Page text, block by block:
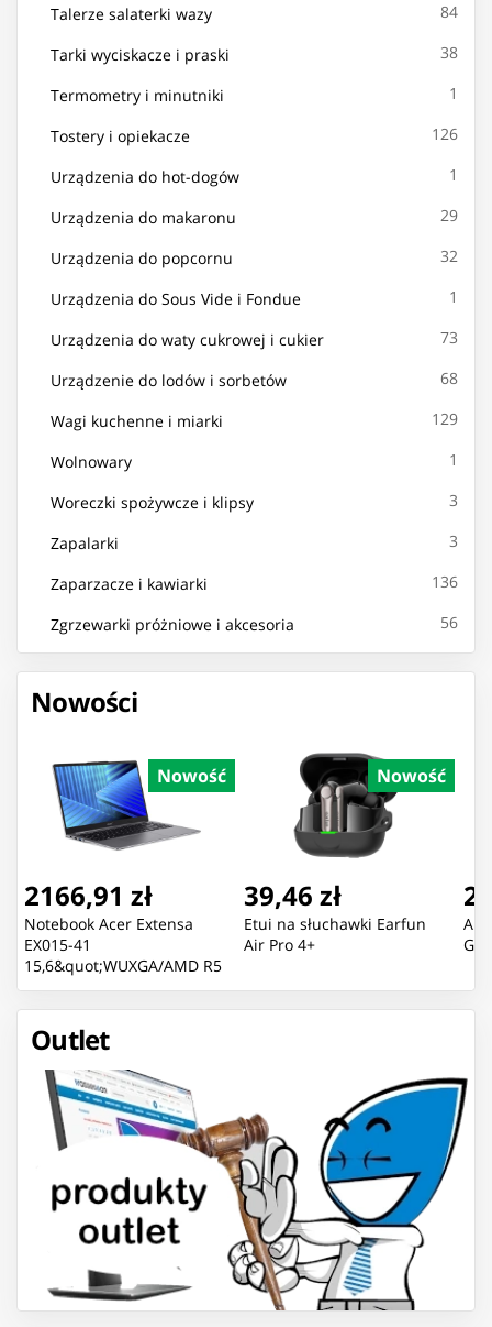
Talerze salaterki wazy 84
Tarki wyciskacze i praski 38
Termometry i minutniki 1
Tostery i opiekacze 126
Urządzenia do hot-dogów 1
Urządzenia do makaronu 29
Urządzenia do popcornu 32
Urządzenia do Sous Vide i Fondue 1
Urządzenia do waty cukrowej i cukier 73
Urządzenie do lodów i sorbetów 68
Wagi kuchenne i miarki 129
Wolnowary 1
Woreczki spożywcze i klipsy 3
Zapalarki 3
Zaparzacze i kawiarki 136
Zgrzewarki próżniowe i akcesoria 56
Nowości
Nowość
2166,91 zł
Notebook Acer Extensa
EX015-41
15,6&quot;WUXGA/AMD R5
7430U/16GB/512GB PCIe
SSD/TPM 2.0/2Y D2D/No OS
Nowość
39,46 zł
Etui na słuchawki Earfun
Air Pro 4+
Outlet